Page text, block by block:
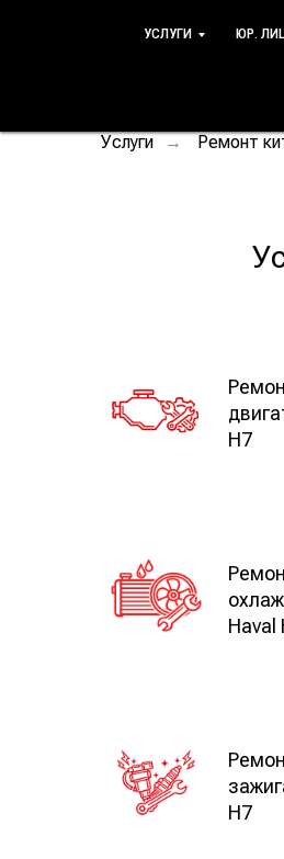
УСЛУГИ ЮР.
Услуги → Ремонт
H7
Haval
H7